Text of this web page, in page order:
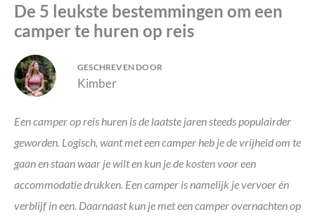
De 5 leukste bestemmingen om een
camper te huren op reis
Een camper op reis huren is de laatste jaren steeds populairder
geworden. Logisch, want met een camper heb je de vrijheid om te
gaan en staan waar je wilt en kun je de kosten voor een
accommodatie drukken. Een camper is namelijk je vervoer én
verblijf in een. Daarnaast kun je met een camper overnachten op
GESCHREVEN DOOR
Kimber